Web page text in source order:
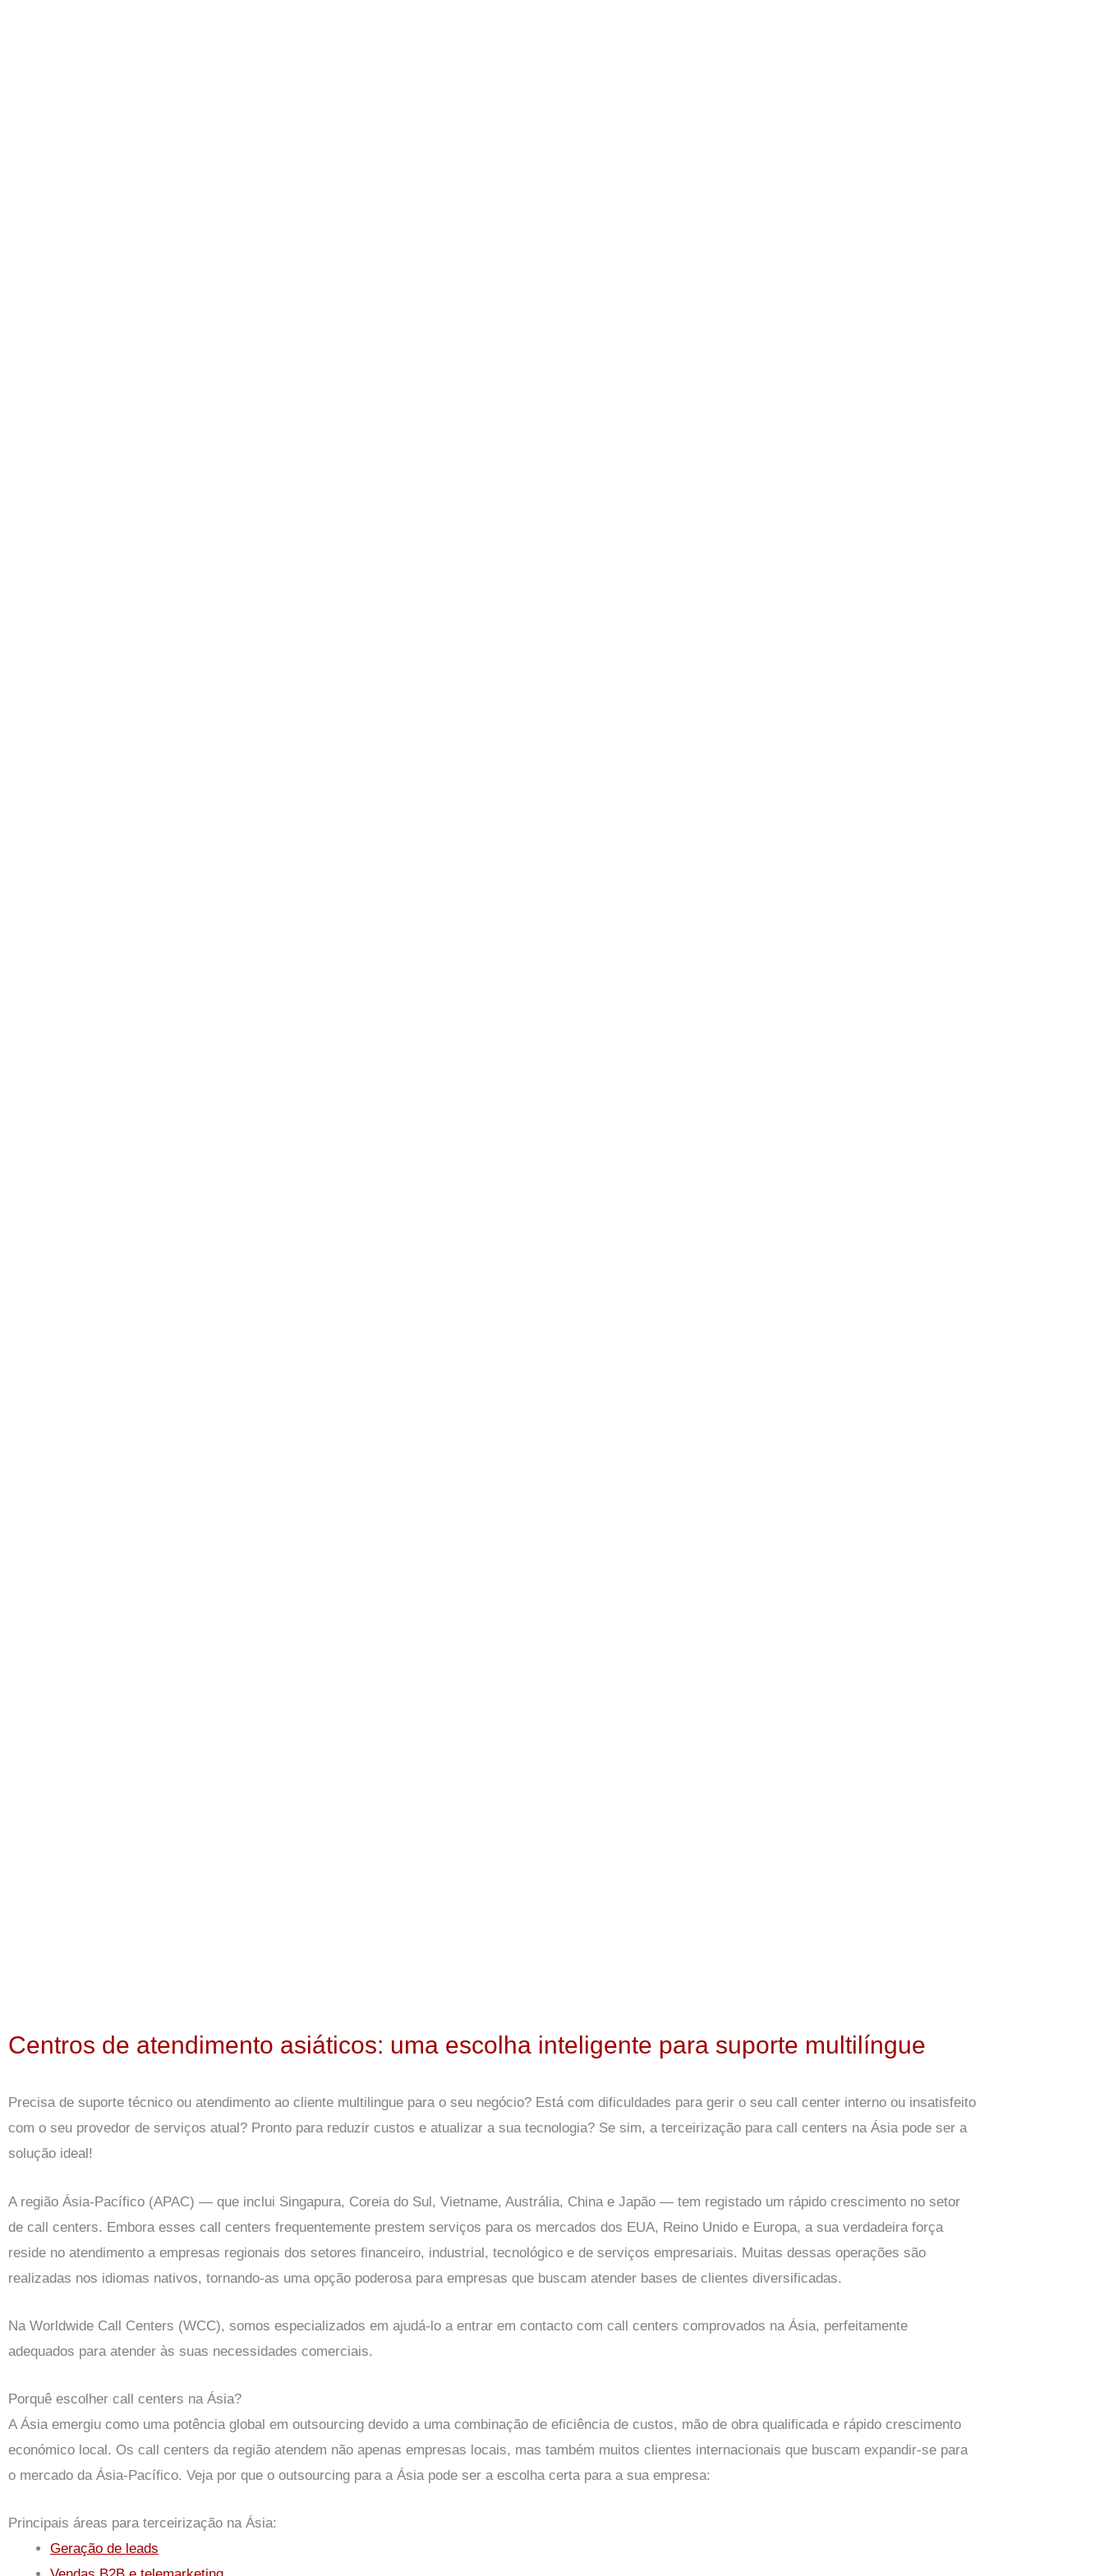
Centros de atendimento asiáticos: uma escolha inteligente para suporte multilíngue
Precisa de suporte técnico ou atendimento ao cliente multilingue para o seu negócio? Está com dificuldades para gerir o seu call center interno ou insatisfeito
com o seu provedor de serviços atual? Pronto para reduzir custos e atualizar a sua tecnologia? Se sim, a terceirização para call centers na Ásia pode ser a
solução ideal!
A região Ásia-Pacífico (APAC) — que inclui Singapura, Coreia do Sul, Vietname, Austrália, China e Japão — tem registado um rápido crescimento no setor
de call centers. Embora esses call centers frequentemente prestem serviços para os mercados dos EUA, Reino Unido e Europa, a sua verdadeira força
reside no atendimento a empresas regionais dos setores financeiro, industrial, tecnológico e de serviços empresariais. Muitas dessas operações são
realizadas nos idiomas nativos, tornando-as uma opção poderosa para empresas que buscam atender bases de clientes diversificadas.
Na Worldwide Call Centers (WCC), somos especializados em ajudá-lo a entrar em contacto com call centers comprovados na Ásia, perfeitamente
adequados para atender às suas necessidades comerciais.
Porquê escolher call centers na Ásia?
A Ásia emergiu como uma potência global em outsourcing devido a uma combinação de eficiência de custos, mão de obra qualificada e rápido crescimento
económico local. Os call centers da região atendem não apenas empresas locais, mas também muitos clientes internacionais que buscam expandir-se para
o mercado da Ásia-Pacífico. Veja por que o outsourcing para a Ásia pode ser a escolha certa para a sua empresa:
Principais áreas para terceirização na Ásia:
Geração de leads